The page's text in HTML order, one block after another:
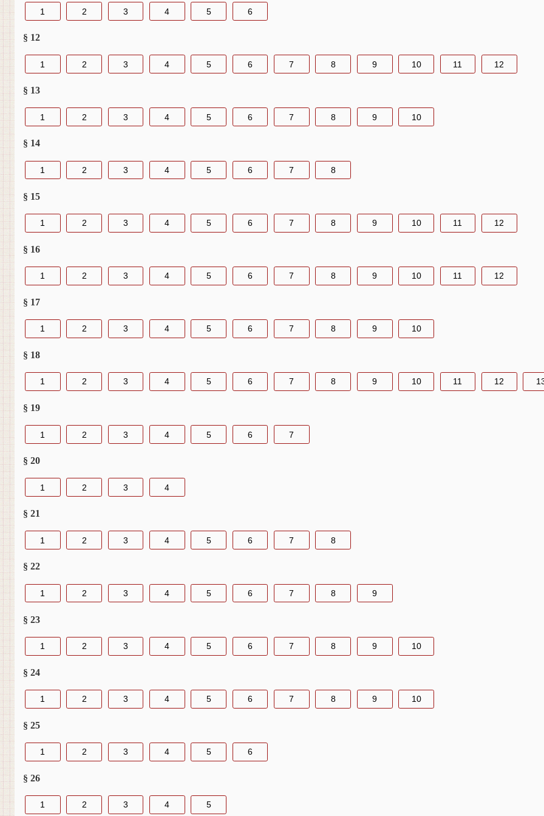
1 2 3 4 5 6
§ 12
1 2 3 4 5 6 7 8 9 10 11 12
§ 13
1 2 3 4 5 6 7 8 9 10
§ 14
1 2 3 4 5 6 7 8
§ 15
1 2 3 4 5 6 7 8 9 10 11 12
§ 16
1 2 3 4 5 6 7 8 9 10 11 12
§ 17
1 2 3 4 5 6 7 8 9 10
§ 18
1 2 3 4 5 6 7 8 9 10 11 12
§ 19
1 2 3 4 5 6 7
§ 20
1 2 3 4
§ 21
1 2 3 4 5 6 7 8
§ 22
1 2 3 4 5 6 7 8 9
§ 23
1 2 3 4 5 6 7 8 9 10
§ 24
1 2 3 4 5 6 7 8 9 10
§ 25
1 2 3 4 5 6
§ 26
1 2 3 4 5